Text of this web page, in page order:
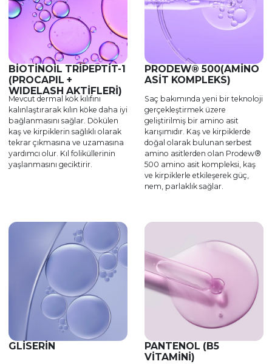
BIOTINOIL TRIPEPTIT-1
(PROCAPIL +
WIDELASH AKTIFLERI)
Mevcut dermal kök kılıfını
kalınlaştırarak kılın köke daha iyi
bağlanmasını sağlar. Dökülen
kaş ve kirpiklerin sağlıklı olarak
tekrar çıkmasına ve uzamasına
yardımcı olur. Kıl foliküllerinin
yaşlanmasını geciktirir.
PRODEW® 500(AMINO
ASIT KOMPLEKS)
Saç bakımında yeni bir teknoloji
gerçekleştirmek üzere
geliştirilmiş bir amino asit
karışımıdır. Kaş ve kirpiklerde
doğal olarak bulunan serbest
amino asitlerden olan Prodew®
500 amino asit kompleksi, kaş
ve kirpiklerle etkileşerek güç,
nem, parlaklık sağlar.
GLISERIN
PANTENOL (B5
VITAMINI)